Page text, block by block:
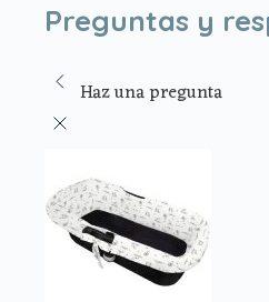
Preguntas y
Haz una pregunta